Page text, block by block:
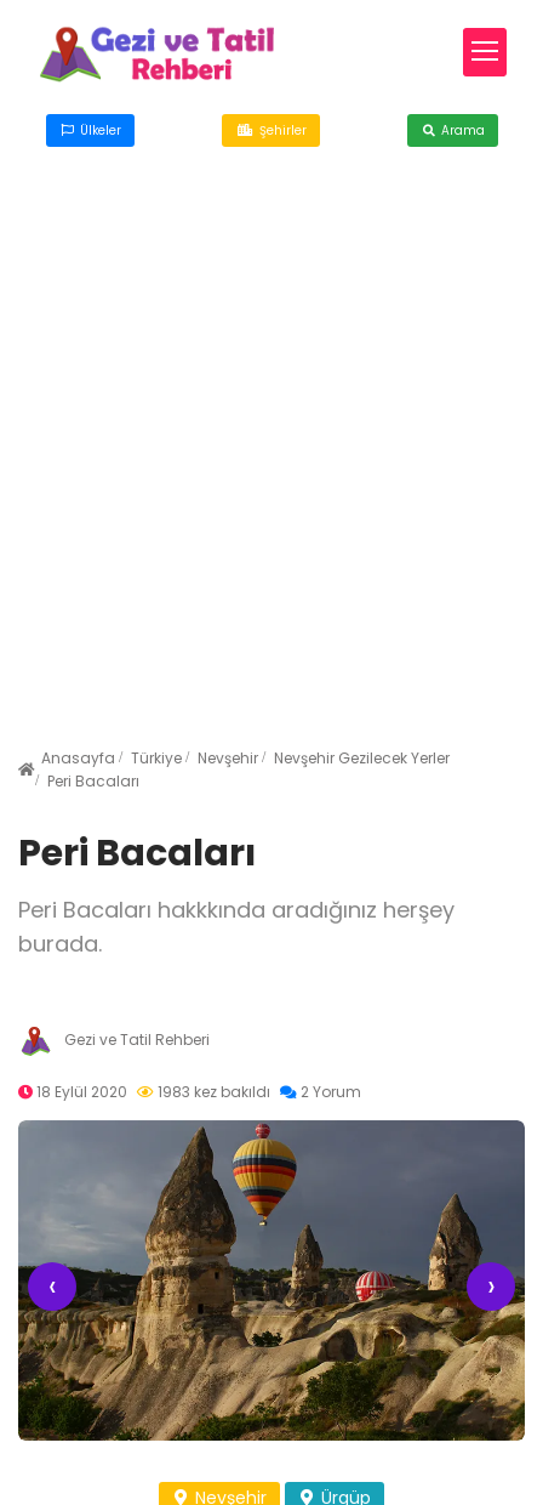
Ülkeler Şehirler Arama
Anasayfa Türkiye Nevşehir
Nevşehir Gezilecek Yerler
Peri Bacaları
Peri Bacaları
Peri Bacaları hakkkında aradığınız herşey
burada.
Gezi ve Tatil Rehberi
18 Eylül 2020 1983 kez bakıldı 2 Yorum
‹ ›
Nevşehir Ürgüp